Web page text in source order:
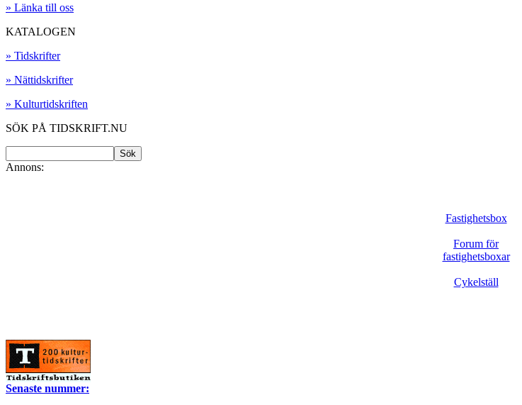
» Länka till oss
KATALOGEN
» Tidskrifter
» Nättidskrifter
» Kulturtidskriften
SÖK PÅ TIDSKRIFT.NU
Annons:
Fastighetsbox
Forum för
fastighetsboxar
Cykelställ
Senaste nummer: